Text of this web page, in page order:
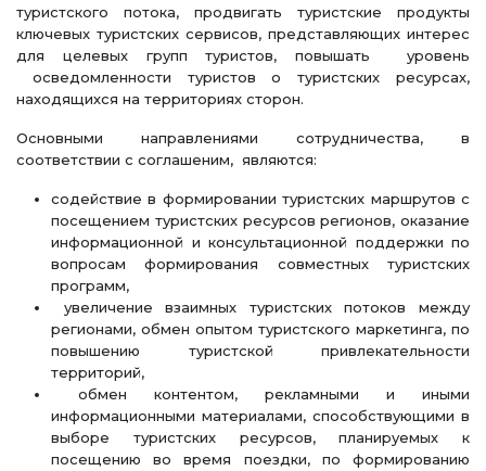
туристского потока, продвигать туристские продукты
ключевых туристских сервисов, представляющих интерес
для целевых групп туристов, повышать уровень
осведомленности туристов о туристских ресурсах,
находящихся на территориях сторон.
Основными направлениями сотрудничества, в
соответствии с соглашеним, являются:
содействие в формировании туристских маршрутов с
посещением туристских ресурсов регионов, оказание
информационной и консультационной поддержки по
вопросам формирования совместных туристских
программ,
увеличение взаимных туристских потоков между
регионами, обмен опытом туристского маркетинга, по
повышению туристской привлекательности
территорий,
обмен контентом, рекламными и иными
информационными материалами, способствующими в
выборе туристских ресурсов, планируемых к
посещению во время поездки, по формированию